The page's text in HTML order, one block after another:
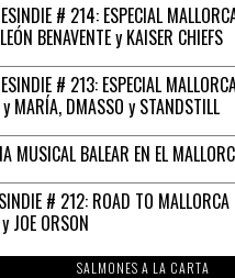
# 214: ESPECIAL
BENAVENTE y KAISER CHIEFS
# 213: ESPECIAL
y MARÍA, DMASSO y STANDSTILL
MUSICAL BALEAR EN EL
# 212: ROAD TO
JOE ORSON
SALMONES A LA CARTA